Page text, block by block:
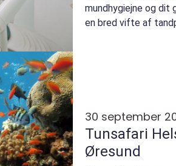
mundhygiejne og dit
en bred vifte af
30 september
Tunsafari
Øresund